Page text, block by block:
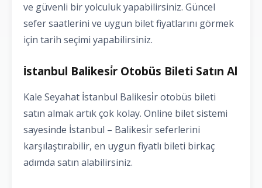
ve güvenli bir yolculuk yapabilirsiniz. Güncel
sefer saatlerini ve uygun bilet fiyatlarını görmek
için tarih seçimi yapabilirsiniz.
İstanbul Balikesi̇r Otobüs Bileti Satın Al
Kale Seyahat İstanbul Balikesi̇r otobüs bileti
satın almak artık çok kolay. Online bilet sistemi
sayesinde İstanbul – Balikesi̇r seferlerini
karşılaştırabilir, en uygun fiyatlı bileti birkaç
adımda satın alabilirsiniz.